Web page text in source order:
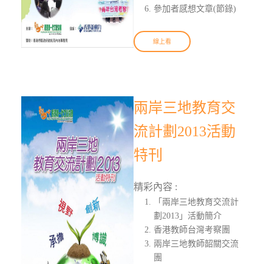
參加者感想文章(節錄)
線上看
兩岸三地教育交
流計劃2013活動
特刊
精彩內容 :
「兩岸三地教育交流計
劃2013」活動簡介
香港教師台灣考察團
兩岸三地教師韶關交流
團